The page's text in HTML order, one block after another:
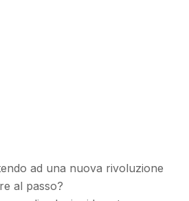
ad una nuova rivoluzione
al passo?